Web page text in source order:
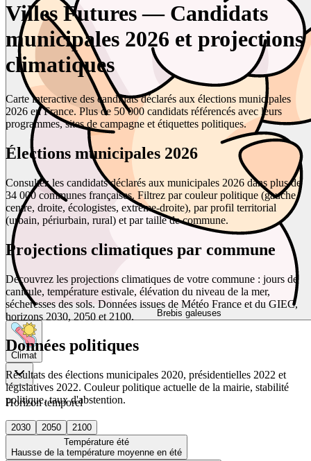
Brebis galeuses
Climat
Horizon temporel
2030 2050
2100
Température été
Hausse de la température moyenne en été
Villes Futures — Candidats
municipales 2026 et projections
climatiques
Carte interactive des candidats déclarés aux élections municipales
2026 en France. Plus de 50 000 candidats référencés avec leurs
programmes, sites de campagne et étiquettes politiques.
Élections municipales 2026
Consultez les candidats déclarés aux municipales 2026 dans plus de
34 000 communes françaises. Filtrez par couleur politique (gauche,
centre, droite, écologistes, extrême-droite), par profil territorial
(urbain, périurbain, rural) et par taille de commune.
Projections climatiques par commune
Découvrez les projections climatiques de votre commune : jours de
canicule, température estivale, élévation du niveau de la mer,
sécheresses des sols. Données issues de Météo France et du GIEC,
horizons 2030, 2050 et 2100.
Données politiques
Résultats des élections municipales 2020, présidentielles 2022 et
législatives 2022. Couleur politique actuelle de la mairie, stabilité
politique, taux d'abstention.